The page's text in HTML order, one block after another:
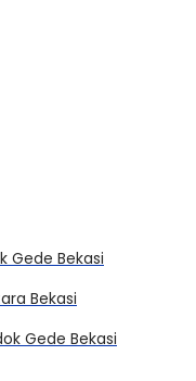
Gede Bekasi
Bekasi
Gede Bekasi